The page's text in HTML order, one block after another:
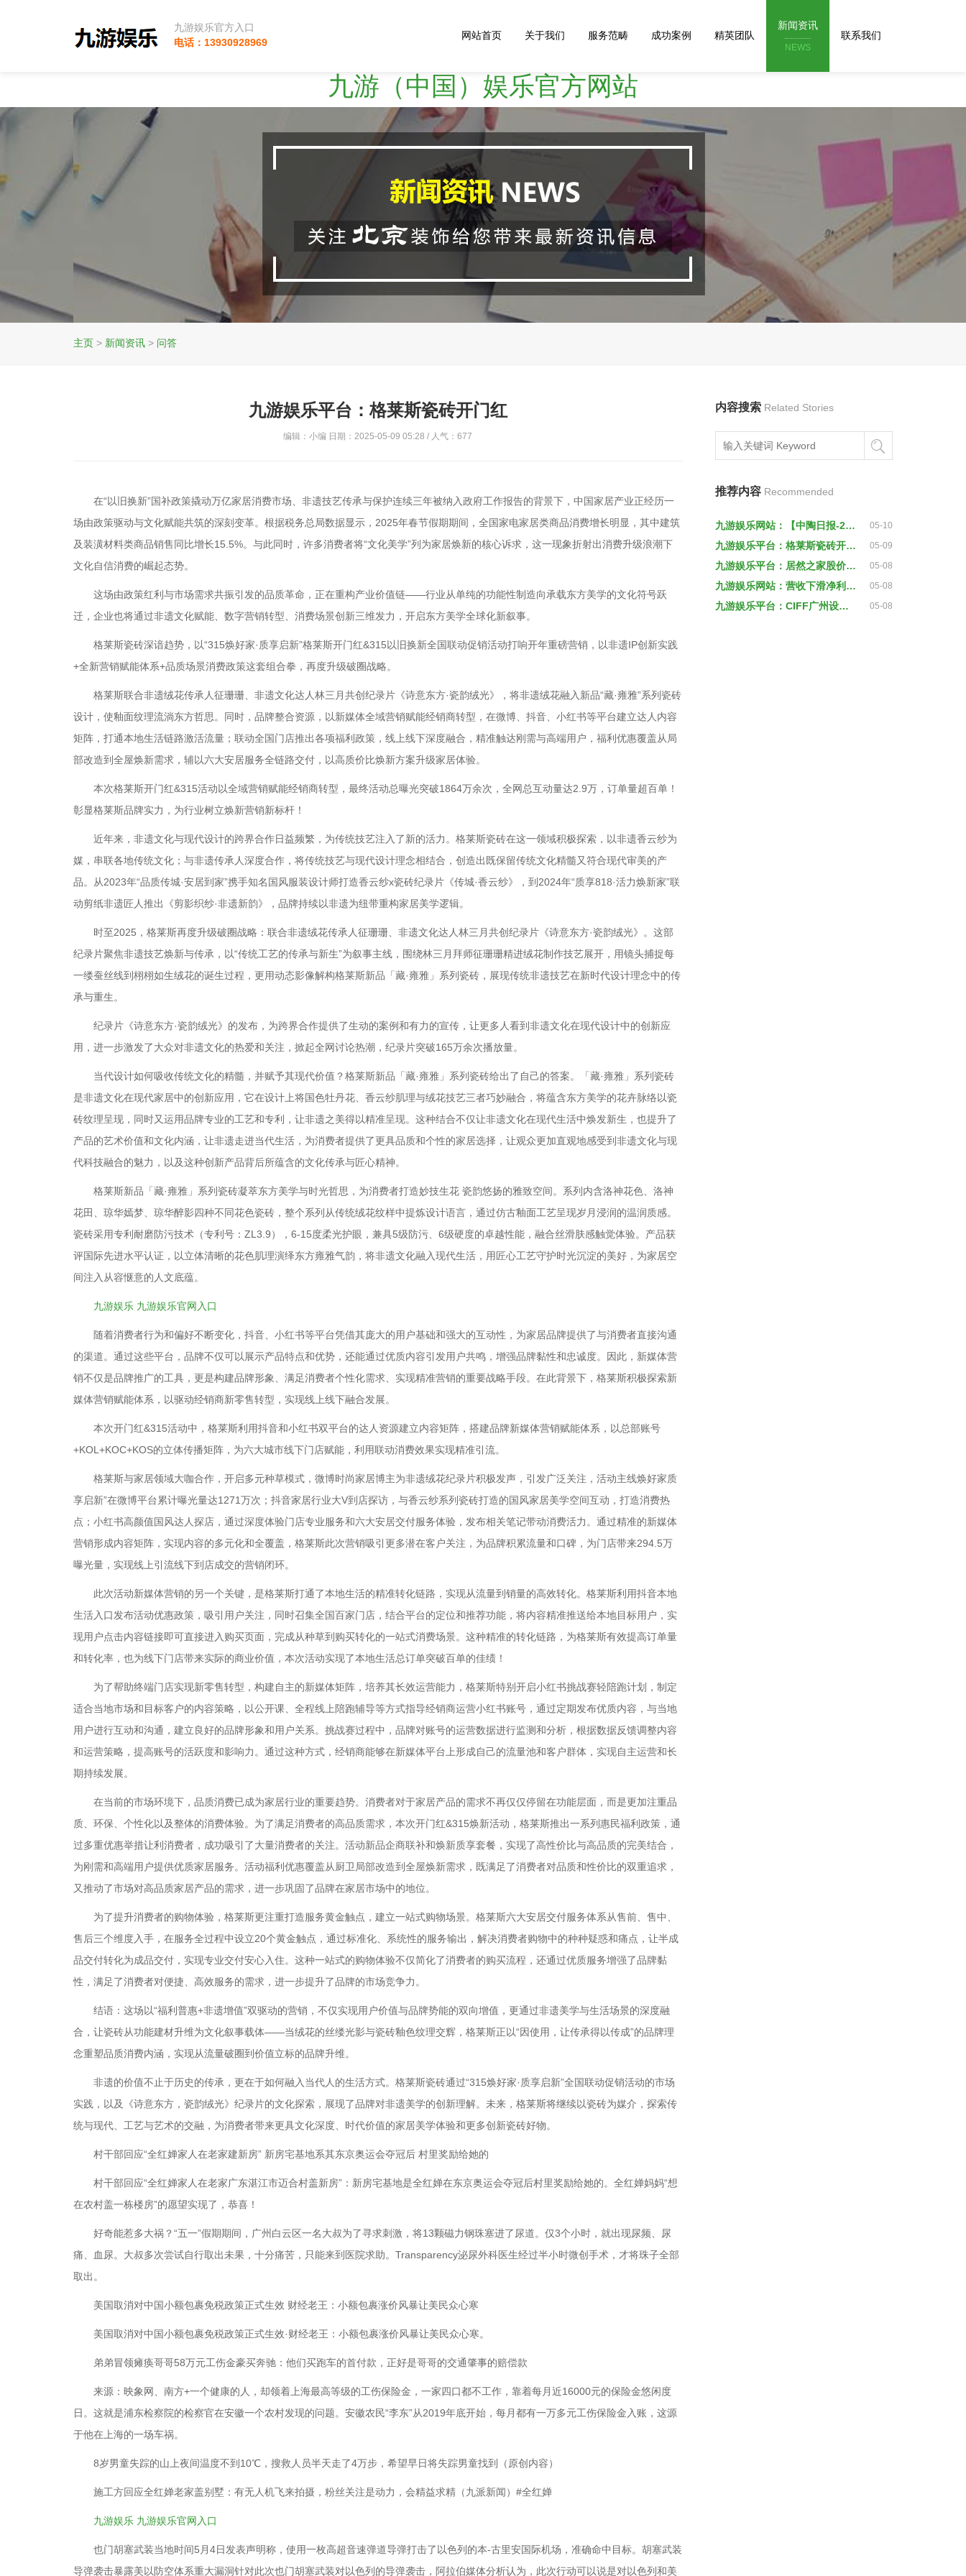
九游（中国）娱乐官方网站
九游娱乐官方入口
电话：13930928969
网站首页 关于我们 服务范畴 成功案例 精英团队
新闻资讯
NEWS
联系我们
主页 > 新闻资讯 > 问答
九游娱乐平台：格莱斯瓷砖开门红
编辑：小编 日期：2025-05-09 05:28 / 人气：677
在“以旧换新”国补政策撬动万亿家居消费市场、非遗技艺传承与保护连续三年被纳入政府工作报告的背景下，中国家居产业正经历一
场由政策驱动与文化赋能共筑的深刻变革。根据税务总局数据显示，2025年春节假期期间，全国家电家居类商品消费增长明显，其中建筑
及装潢材料类商品销售同比增长15.5%。与此同时，许多消费者将“文化美学”列为家居焕新的核心诉求，这一现象折射出消费升级浪潮下
文化自信消费的崛起态势。
这场由政策红利与市场需求共振引发的品质革命，正在重构产业价值链——行业从单纯的功能性制造向承载东方美学的文化符号跃
迁，企业也将通过非遗文化赋能、数字营销转型、消费场景创新三维发力，开启东方美学全球化新叙事。
格莱斯瓷砖深谙趋势，以“315焕好家·质享启新”格莱斯开门红&315以旧换新全国联动促销活动打响开年重磅营销，以非遗IP创新实践
+全新营销赋能体系+品质场景消费政策这套组合拳，再度升级破圈战略。
格莱斯联合非遗绒花传承人征珊珊、非遗文化达人林三月共创纪录片《诗意东方·瓷韵绒光》，将非遗绒花融入新品“藏·雍雅”系列瓷砖
设计，使釉面纹理流淌东方哲思。同时，品牌整合资源，以新媒体全域营销赋能经销商转型，在微博、抖音、小红书等平台建立达人内容
矩阵，打通本地生活链路激活流量；联动全国门店推出各项福利政策，线上线下深度融合，精准触达刚需与高端用户，福利优惠覆盖从局
部改造到全屋焕新需求，辅以六大安居服务全链路交付，以高质价比焕新方案升级家居体验。
本次格莱斯开门红&315活动以全域营销赋能经销商转型，最终活动总曝光突破1864万余次，全网总互动量达2.9万，订单量超百单！
彰显格莱斯品牌实力，为行业树立焕新营销新标杆！
近年来，非遗文化与现代设计的跨界合作日益频繁，为传统技艺注入了新的活力。格莱斯瓷砖在这一领域积极探索，以非遗香云纱为
媒，串联各地传统文化；与非遗传承人深度合作，将传统技艺与现代设计理念相结合，创造出既保留传统文化精髓又符合现代审美的产
品。从2023年“品质传城·安居到家”携手知名国风服装设计师打造香云纱x瓷砖纪录片《传城·香云纱》，到2024年“质享818·活力焕新家”联
动剪纸非遗匠人推出《剪影织纱·非遗新韵》，品牌持续以非遗为纽带重构家居美学逻辑。
时至2025，格莱斯再度升级破圈战略：联合非遗绒花传承人征珊珊、非遗文化达人林三月共创纪录片《诗意东方·瓷韵绒光》。这部
纪录片聚焦非遗技艺焕新与传承，以“传统工艺的传承与新生”为叙事主线，围绕林三月拜师征珊珊精进绒花制作技艺展开，用镜头捕捉每
一缕蚕丝线到栩栩如生绒花的诞生过程，更用动态影像解构格莱斯新品「藏·雍雅」系列瓷砖，展现传统非遗技艺在新时代设计理念中的传
承与重生。
纪录片《诗意东方·瓷韵绒光》的发布，为跨界合作提供了生动的案例和有力的宣传，让更多人看到非遗文化在现代设计中的创新应
用，进一步激发了大众对非遗文化的热爱和关注，掀起全网讨论热潮，纪录片突破165万余次播放量。
当代设计如何吸收传统文化的精髓，并赋予其现代价值？格莱斯新品「藏·雍雅」系列瓷砖给出了自己的答案。「藏·雍雅」系列瓷砖
是非遗文化在现代家居中的创新应用，它在设计上将国色牡丹花、香云纱肌理与绒花技艺三者巧妙融合，将蕴含东方美学的花卉脉络以瓷
砖纹理呈现，同时又运用品牌专业的工艺和专利，让非遗之美得以精准呈现。这种结合不仅让非遗文化在现代生活中焕发新生，也提升了
产品的艺术价值和文化内涵，让非遗走进当代生活，为消费者提供了更具品质和个性的家居选择，让观众更加直观地感受到非遗文化与现
代科技融合的魅力，以及这种创新产品背后所蕴含的文化传承与匠心精神。
格莱斯新品「藏·雍雅」系列瓷砖凝萃东方美学与时光哲思，为消费者打造妙技生花 瓷韵悠扬的雅致空间。系列内含洛神花色、洛神
花田、琼华嫣梦、琼华醉影四种不同花色瓷砖，整个系列从传统绒花纹样中提炼设计语言，通过仿古釉面工艺呈现岁月浸润的温润质感。
瓷砖采用专利耐磨防污技术（专利号：ZL3.9），6-15度柔光护眼，兼具5级防污、6级硬度的卓越性能，融合丝滑肤感触觉体验。产品获
评国际先进水平认证，以立体清晰的花色肌理演绎东方雍雅气韵，将非遗文化融入现代生活，用匠心工艺守护时光沉淀的美好，为家居空
间注入从容惬意的人文底蕴。
九游娱乐 九游娱乐官网入口
随着消费者行为和偏好不断变化，抖音、小红书等平台凭借其庞大的用户基础和强大的互动性，为家居品牌提供了与消费者直接沟通
的渠道。通过这些平台，品牌不仅可以展示产品特点和优势，还能通过优质内容引发用户共鸣，增强品牌黏性和忠诚度。因此，新媒体营
销不仅是品牌推广的工具，更是构建品牌形象、满足消费者个性化需求、实现精准营销的重要战略手段。在此背景下，格莱斯积极探索新
媒体营销赋能体系，以驱动经销商新零售转型，实现线上线下融合发展。
本次开门红&315活动中，格莱斯利用抖音和小红书双平台的达人资源建立内容矩阵，搭建品牌新媒体营销赋能体系，以总部账号
+KOL+KOC+KOS的立体传播矩阵，为六大城市线下门店赋能，利用联动消费效果实现精准引流。
格莱斯与家居领域大咖合作，开启多元种草模式，微博时尚家居博主为非遗绒花纪录片积极发声，引发广泛关注，活动主线焕好家质
享启新”在微博平台累计曝光量达1271万次；抖音家居行业大V到店探访，与香云纱系列瓷砖打造的国风家居美学空间互动，打造消费热
点；小红书高颜值国风达人探店，通过深度体验门店专业服务和六大安居交付服务体验，发布相关笔记带动消费活力。通过精准的新媒体
营销形成内容矩阵，实现内容的多元化和全覆盖，格莱斯此次营销吸引更多潜在客户关注，为品牌积累流量和口碑，为门店带来294.5万
曝光量，实现线上引流线下到店成交的营销闭环。
此次活动新媒体营销的另一个关键，是格莱斯打通了本地生活的精准转化链路，实现从流量到销量的高效转化。格莱斯利用抖音本地
生活入口发布活动优惠政策，吸引用户关注，同时召集全国百家门店，结合平台的定位和推荐功能，将内容精准推送给本地目标用户，实
现用户点击内容链接即可直接进入购买页面，完成从种草到购买转化的一站式消费场景。这种精准的转化链路，为格莱斯有效提高订单量
和转化率，也为线下门店带来实际的商业价值，本次活动实现了本地生活总订单突破百单的佳绩！
为了帮助终端门店实现新零售转型，构建自主的新媒体矩阵，培养其长效运营能力，格莱斯特别开启小红书挑战赛轻陪跑计划，制定
适合当地市场和目标客户的内容策略，以公开课、全程线上陪跑辅导等方式指导经销商运营小红书账号，通过定期发布优质内容，与当地
用户进行互动和沟通，建立良好的品牌形象和用户关系。挑战赛过程中，品牌对账号的运营数据进行监测和分析，根据数据反馈调整内容
和运营策略，提高账号的活跃度和影响力。通过这种方式，经销商能够在新媒体平台上形成自己的流量池和客户群体，实现自主运营和长
期持续发展。
在当前的市场环境下，品质消费已成为家居行业的重要趋势。消费者对于家居产品的需求不再仅仅停留在功能层面，而是更加注重品
质、环保、个性化以及整体的消费体验。为了满足消费者的高品质需求，本次开门红&315焕新活动，格莱斯推出一系列惠民福利政策，通
过多重优惠举措让利消费者，成功吸引了大量消费者的关注。活动新品企商联补和焕新质享套餐，实现了高性价比与高品质的完美结合，
为刚需和高端用户提供优质家居服务。活动福利优惠覆盖从厨卫局部改造到全屋焕新需求，既满足了消费者对品质和性价比的双重追求，
又推动了市场对高品质家居产品的需求，进一步巩固了品牌在家居市场中的地位。
为了提升消费者的购物体验，格莱斯更注重打造服务黄金触点，建立一站式购物场景。格莱斯六大安居交付服务体系从售前、售中、
售后三个维度入手，在服务全过程中设立20个黄金触点，通过标准化、系统性的服务输出，解决消费者购物中的种种疑惑和痛点，让半成
品交付转化为成品交付，实现专业交付安心入住。这种一站式的购物体验不仅简化了消费者的购买流程，还通过优质服务增强了品牌黏
性，满足了消费者对便捷、高效服务的需求，进一步提升了品牌的市场竞争力。
结语：这场以“福利普惠+非遗增值”双驱动的营销，不仅实现用户价值与品牌势能的双向增值，更通过非遗美学与生活场景的深度融
合，让瓷砖从功能建材升维为文化叙事载体——当绒花的丝缕光影与瓷砖釉色纹理交辉，格莱斯正以“因使用，让传承得以传成”的品牌理
念重塑品质消费内涵，实现从流量破圈到价值立标的品牌升维。
非遗的价值不止于历史的传承，更在于如何融入当代人的生活方式。格莱斯瓷砖通过“315焕好家·质享启新”全国联动促销活动的市场
实践，以及《诗意东方，瓷韵绒光》纪录片的文化探索，展现了品牌对非遗美学的创新理解。未来，格莱斯将继续以瓷砖为媒介，探索传
统与现代、工艺与艺术的交融，为消费者带来更具文化深度、时代价值的家居美学体验和更多创新瓷砖好物。
村干部回应“全红婵家人在老家建新房” 新房宅基地系其东京奥运会夺冠后 村里奖励给她的
村干部回应“全红婵家人在老家广东湛江市迈合村盖新房”：新房宅基地是全红婵在东京奥运会夺冠后村里奖励给她的。全红婵妈妈“想
在农村盖一栋楼房”的愿望实现了，恭喜！
好奇能惹多大祸？“五一”假期期间，广州白云区一名大叔为了寻求刺激，将13颗磁力钢珠塞进了尿道。仅3个小时，就出现尿频、尿
痛、血尿。大叔多次尝试自行取出未果，十分痛苦，只能来到医院求助。Transparency泌尿外科医生经过半小时微创手术，才将珠子全部
取出。
美国取消对中国小额包裹免税政策正式生效 财经老王：小额包裹涨价风暴让美民众心寒
美国取消对中国小额包裹免税政策正式生效·财经老王：小额包裹涨价风暴让美民众心寒。
弟弟冒领瘫痪哥哥58万元工伤金豪买奔驰：他们买跑车的首付款，正好是哥哥的交通肇事的赔偿款
来源：映象网、南方+一个健康的人，却领着上海最高等级的工伤保险金，一家四口都不工作，靠着每月近16000元的保险金悠闲度
日。这就是浦东检察院的检察官在安徽一个农村发现的问题。安徽农民“李东”从2019年底开始，每月都有一万多元工伤保险金入账，这源
于他在上海的一场车祸。
8岁男童失踪的山上夜间温度不到10℃，搜救人员半天走了4万步，希望早日将失踪男童找到（原创内容）
施工方回应全红婵老家盖别墅：有无人机飞来拍摄，粉丝关注是动力，会精益求精（九派新闻）#全红婵
九游娱乐 九游娱乐官网入口
也门胡塞武装当地时间5月4日发表声明称，使用一枚高超音速弹道导弹打击了以色列的本-古里安国际机场，准确命中目标。胡塞武装
导弹袭击暴露美以防空体系重大漏洞针对此次也门胡塞武装对以色列的导弹袭击，阿拉伯媒体分析认为，此次行动可以说是对以色列和美
内容搜索 Related Stories
推荐内容 Recommended
九游娱乐网站：【中陶日报-219】道氏技术新获得一项瓷砖发明专利授权；箭牌家居推进第二期股份回购方案 05-10
九游娱乐平台：格莱斯瓷砖开门红 05-09
九游娱乐平台：居然之家股价跌超3%全国第800家门店落户房山 05-08
九游娱乐网站：营收下滑净利“腰斩”东鹏控股寄望岩板“高端局” 05-08
九游娱乐平台：CIFF广州设计公司逐浪全球3月20日世界设计峰会国际嘉宾献策 05-08